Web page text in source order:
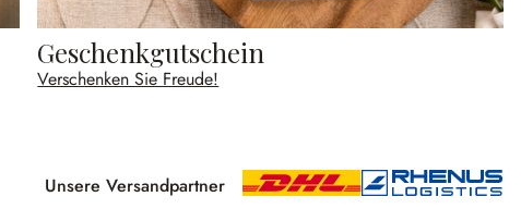
Geschenkgutschein
Verschenken Sie Freude!
Unsere Versandpartner